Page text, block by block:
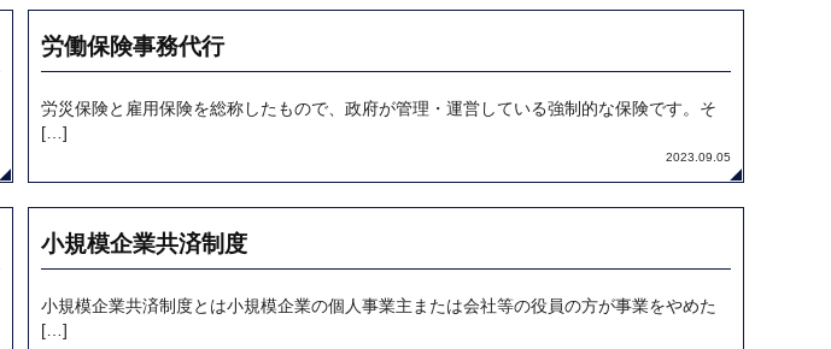
労働保険事務代行
労災保険と雇用保険を総称したもので、政府が管理・運営している強制的な保険です。そ
[…]
2023.09.05
小規模企業共済制度
小規模企業共済制度とは小規模企業の個人事業主または会社等の役員の方が事業をやめた
[…]